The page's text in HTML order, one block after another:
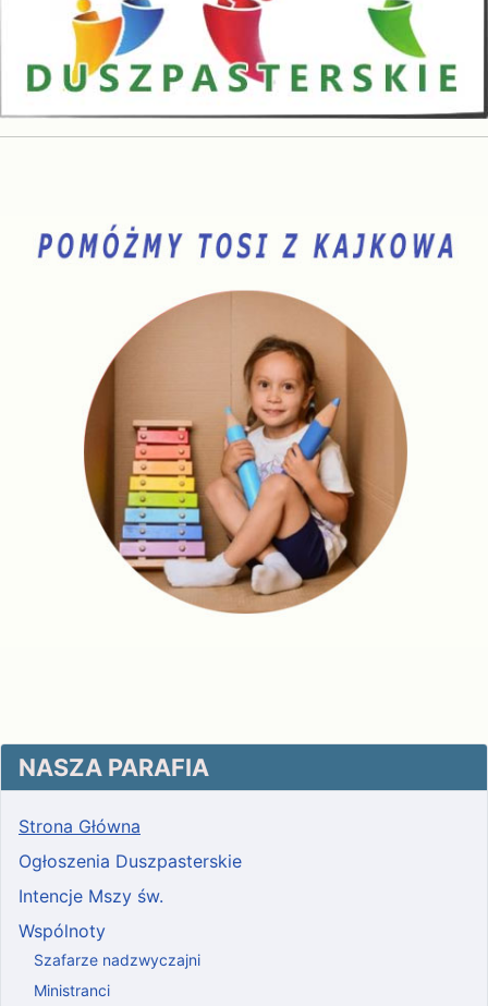
NASZA PARAFIA
Strona Główna
Ogłoszenia Duszpasterskie
Intencje Mszy św.
Wspólnoty
Szafarze nadzwyczajni
Ministranci